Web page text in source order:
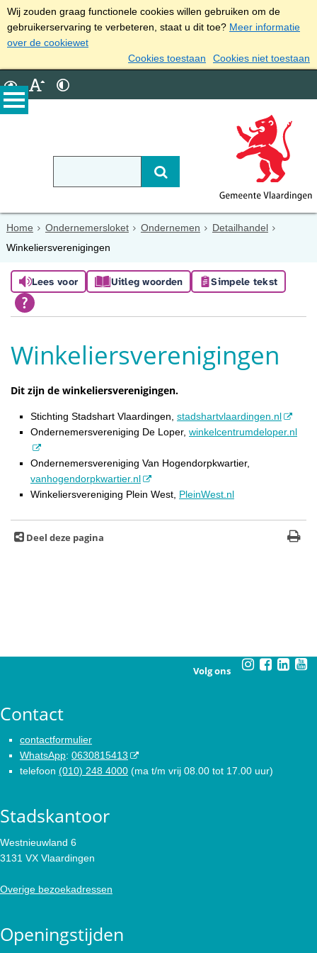
Wij zouden graag functionele cookies willen gebruiken om de
gebruikerservaring te verbeteren, staat u dit toe? Meer informatie
over de cookiewet
Cookies toestaan
Cookies niet toestaan
Home Ondernemersloket Ondernemen
Detailhandel
Winkeliersverenigingen
Lees voor Uitleg woorden Simpele tekst
Winkeliersverenigingen
Dit zijn de winkeliersverenigingen.
Stichting Stadshart Vlaardingen, stadshartvlaardingen.nl
Ondernemersvereniging De Loper, winkelcentrumdeloper.nl
Ondernemersvereniging Van Hogendorpkwartier,
vanhogendorpkwartier.nl
Winkeliersvereniging Plein West, PleinWest.nl
Deel deze pagina
Volg ons
Contact
contactformulier
WhatsApp: 0630815413
telefoon (010) 248 4000 (ma t/m vrij 08.00 tot 17.00 uur)
Stadskantoor
Westnieuwland 6
3131 VX Vlaardingen
Overige bezoekadressen
Openingstijden